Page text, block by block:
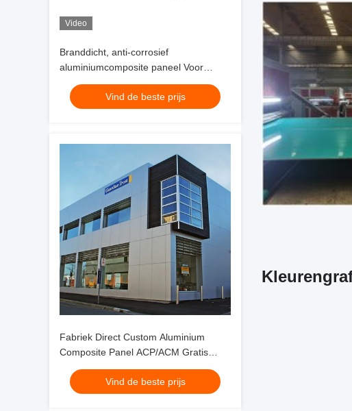
Video
Branddicht, anti-corrosief
aluminiumcomposite paneel Voor
bekleding, gordijnwand, interieur
decoratie
Vind de beste prijs
Fabriek Direct Custom Aluminium
Composite Panel ACP/ACM Gratis
Proefstuk 3mm 4mm voor
Wandbekleding Decoratie
Vind de beste prijs